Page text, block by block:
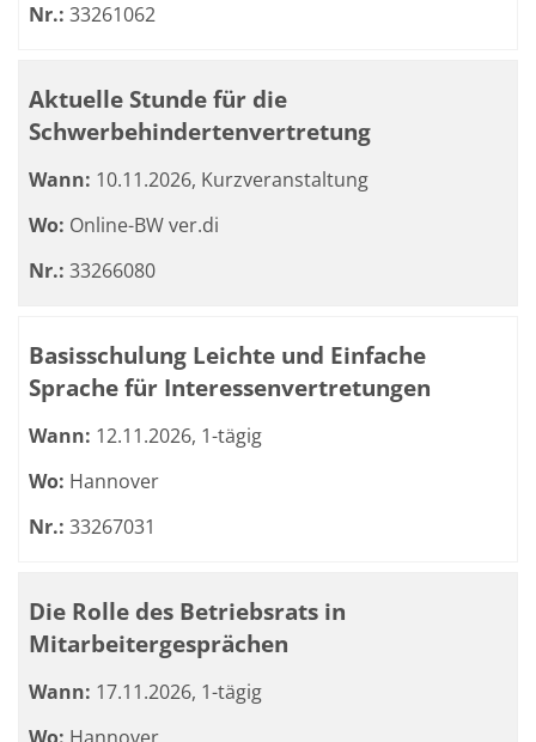
Nr.: 33261062
Aktuelle Stunde für die
Schwerbehindertenvertretung
Wann: 10.11.2026, Kurzveranstaltung
Wo: Online-BW ver.di
Nr.: 33266080
Basisschulung Leichte und Einfache
Sprache für Interessenvertretungen
Wann: 12.11.2026, 1-tägig
Wo: Hannover
Nr.: 33267031
Die Rolle des Betriebsrats in
Mitarbeitergesprächen
Wann: 17.11.2026, 1-tägig